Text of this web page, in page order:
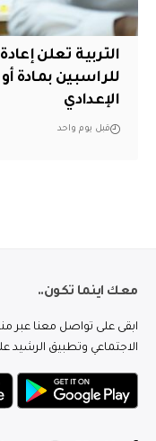
التربية تعلن
للراسبين بمادة
الإعدادي
قبل يوم واحد
معك اينما تكون..
ابقى على تواصل معنا عبر
الاجتماعي وتطبيق الرشيد